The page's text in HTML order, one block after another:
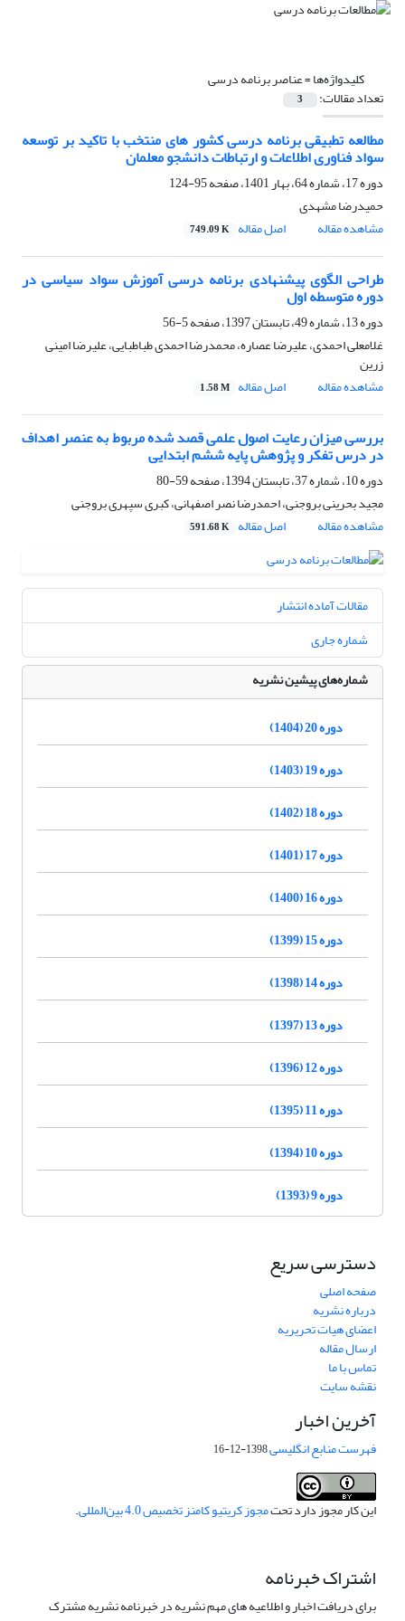
کلیدواژه‌ها =عناصر برنامه درسی
تعداد مقالات: 3
مطالعه تطبیقی برنامه درسی کشور های منتخب با تاکید بر توسعه
سواد فناوری اطلاعات و ارتباطات دانشجو معلمان
دوره 17، شماره 64، بهار 1401، صفحه
95-124
حمیدرضا مشهدی
مشاهده مقاله
اصل مقاله 749.09 K
طراحی الگوی پیشنهادی برنامه درسی آموزش سواد سیاسی در
دوره متوسطه اول
دوره 13، شماره 49، تابستان 1397، صفحه
5-56
غلامعلی احمدی، علیرضا عصاره، محمدرضا احمدی طباطبایی، علیرضا امینی
زرین
مشاهده مقاله
اصل مقاله 1.58 M
بررسی میزان رعایت اصول علمی قصد شده مربوط به عنصر اهداف
در درس تفکر و پژوهش پایه ششم ابتدایی
دوره 10، شماره 37، تابستان 1394، صفحه
59-80
مجید بحرینی بروجنی، احمدرضا نصر اصفهانی، کبری سپهری بروجنی
مشاهده مقاله
اصل مقاله 591.68 K
مقالات آماده انتشار
شماره جاری
شماره‌های پیشین نشریه
دوره 20 (1404)
دوره 19 (1403)
دوره 18 (1402)
دوره 17 (1401)
دوره 16 (1400)
دوره 15 (1399)
دوره 14 (1398)
دوره 13 (1397)
دوره 12 (1396)
دوره 11 (1395)
دوره 10 (1394)
دوره 9 (1393)
دسترسی سریع
صفحه اصلی
درباره نشریه
اعضای هیات تحریریه
ارسال مقاله
تماس با ما
نقشه سایت
آخرین اخبار
فهرست منابع انگلیسی1398-12-16
این کار مجوز دارد تحتمجوز کریتیو کامنز تخصیص 4.0 بین‌المللی .
اشتراک خبرنامه
برای دریافت اخبار و اطلاعیه های مهم نشریه در خبرنامه نشریه مشترک